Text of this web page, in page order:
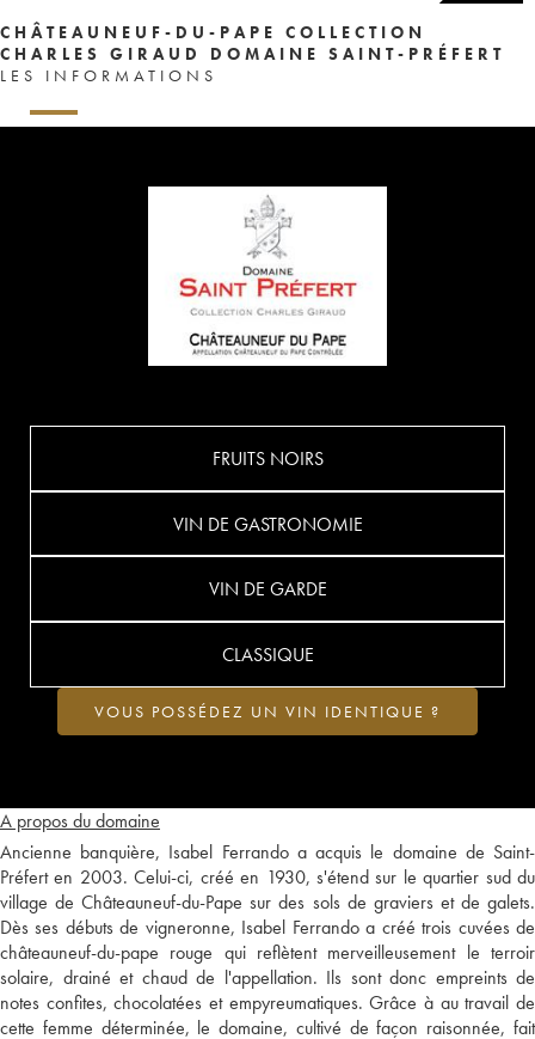
CHÂTEAUNEUF-DU-PAPE COLLECTION
CHARLES GIRAUD DOMAINE SAINT-PRÉFERT
LES INFORMATIONS
A propos du domaine
Ancienne banquière, Isabel Ferrando a acquis le domaine de Saint-
Préfert en 2003. Celui-ci, créé en 1930, s'étend sur le quartier sud du
village de Châteauneuf-du-Pape sur des sols de graviers et de galets.
Dès ses débuts de vigneronne, Isabel Ferrando a créé trois cuvées de
châteauneuf-du-pape rouge qui reflètent merveilleusement le terroir
solaire, drainé et chaud de l'appellation. Ils sont donc empreints de
notes confites, chocolatées et empyreumatiques. Grâce à au travail de
cette femme déterminée, le domaine, cultivé de façon raisonnée, fait
FRUITS NOIRS
VIN DE GASTRONOMIE
VIN DE GARDE
CLASSIQUE
VOUS POSSÉDEZ UN VIN IDENTIQUE ?